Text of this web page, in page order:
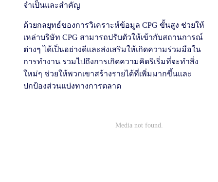
จำเป็นและสำคัญ
ด้วยกลยุทธ์ของการวิเคราะห์ข้อมูล CPG ขั้นสูง ช่วยให้
เหล่าบริษัท CPG สามารถปรับตัวให้เข้ากับสถานการณ์
ต่างๆ ได้เป็นอย่างดีและส่งเสริมให้เกิดความร่วมมือใน
การทำงาน รวมไปถึงการเกิดความคิดริเริ่มที่จะทำสิ่ง
ใหม่ๆ ช่วยให้พวกเขาสร้างรายได้ที่เพิ่มมากขึ้นและ
ปกป้องส่วนแบ่งทางการตลาด